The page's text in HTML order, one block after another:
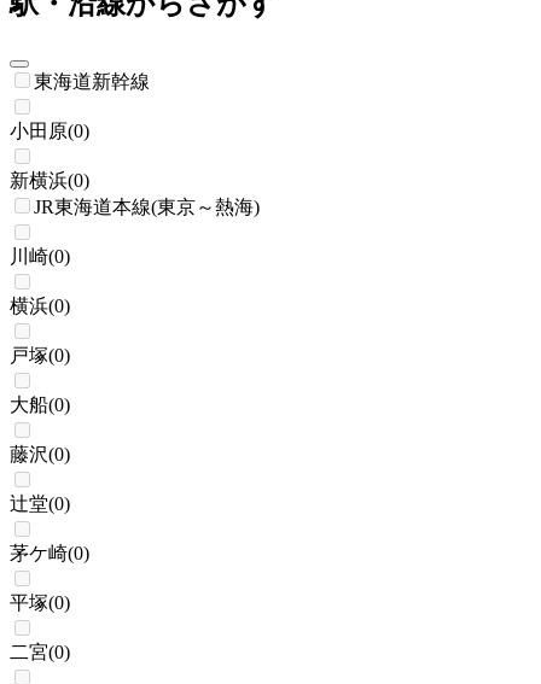
東海道新幹線
小田原(0)
新横浜(0)
JR東海道本線(東京～熱海)
川崎(0)
横浜(0)
戸塚(0)
大船(0)
藤沢(0)
辻堂(0)
茅ケ崎(0)
平塚(0)
二宮(0)